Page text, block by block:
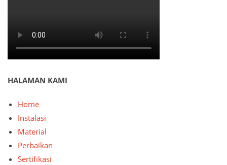
HALAMAN KAMI
Home
Instalasi
Material
Perbaikan
Sertifikasi